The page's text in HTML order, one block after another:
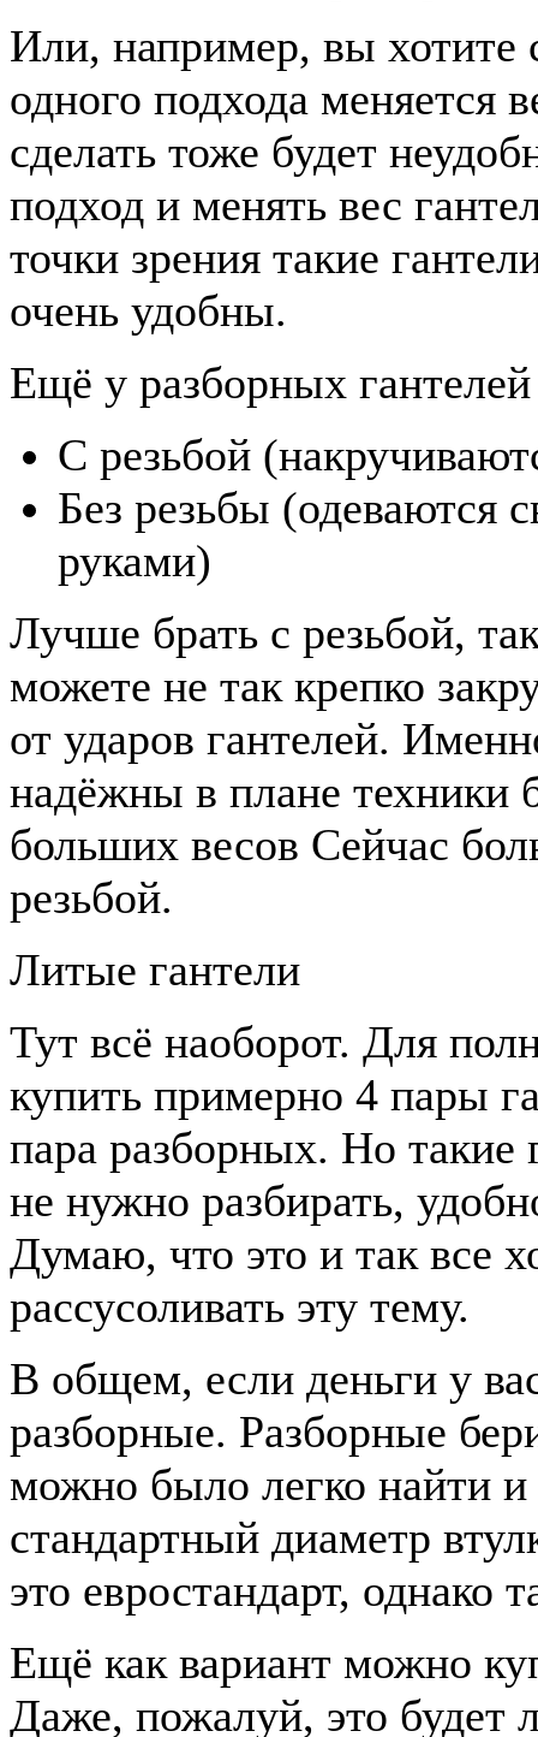
Или, например, вы хотите
одного подхода меняется
сделать тоже будет
подход и менять вес
точки зрения такие
очень удобны.
Ещё у разборных
С резьбой
Без резьбы (одеваются
руками)
Лучше брать с резьбой,
можете не так крепко
от ударов гантелей.
надёжны в плане техники
больших весов Сейчас
резьбой.
Литые гантели
Тут всё наоборот. Для
купить примерно 4 пары
пара разборных. Но такие
не нужно разбирать,
Думаю, что это и так все
рассусоливать эту тему.
В общем, если деньги у
разборные. Разборные
можно было легко найти
стандартный диаметр
это евростандарт, однако
Ещё как вариант можно
Даже, пожалуй, это будет